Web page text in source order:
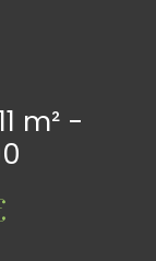
m² -